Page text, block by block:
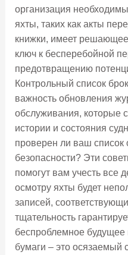
организация
яхты, таких как акты
книжки, имеет
ключ к бесперебойной
предотвращению
Контрольный список
важность обновления
обслуживания, которые
истории и состояния
проверен ли ваш список
безопасности? Эти
помогут вам учесть все
осмотру яхты будет
записей,
тщательность
беспроблемное
бумаги – это